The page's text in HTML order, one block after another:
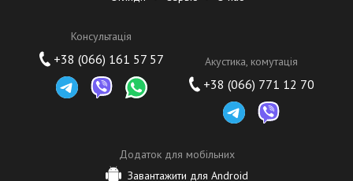
Консультація
+38 (066) 161 57 57 Акустика, комутація
+38 (066) 771 12 70
Додаток для мобільних
Завантажити для Android